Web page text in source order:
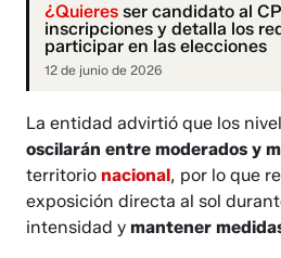
¿Quieres ser candidato al
inscripciones y detalla los
participar en las elecciones
12 de junio de 2026
La entidad advirtió que los
oscilarán entre moderados y
territorionacional, por lo que
exposición directa al sol
intensidad y mantener